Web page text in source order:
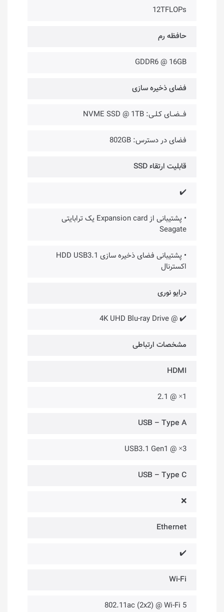
12TFLOPs
حافظه رم
GDDR6 @ 16GB
فضای ذخیره ‌سازی
فـــضــای کـلـی: NVME SSD @ 1TB
فضای در دسترس: 802GB
قابلیت ارتقاء SSD
✔️
• پشتیبانی از Expansion card یک ترابایتی
Seagate
• پشتیبانی فضای ذخیره سازی HDD USB3.1
اکسترنال
درایو نوری
✔️ @ 4K UHD Blu-ray Drive
مشخصات ارتباطی
HDMI
1× @ 2.1
USB – Type A
3× @ USB3.1 Gen1
USB – Type C
❌
Ethernet
✔️
Wi-Fi
802.11ac (2x2) @ Wi-Fi 5